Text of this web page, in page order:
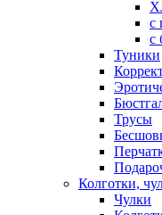
с
с
Туники
Трусы
Колготки,
Чулки